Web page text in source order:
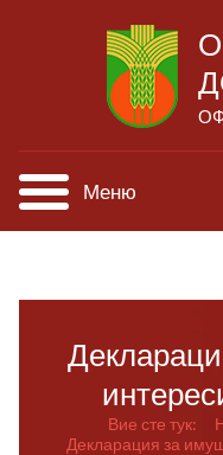
Меню
Вие сте тук:
Декларация за